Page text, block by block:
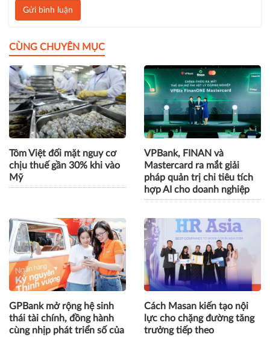
Gửi bình luận
CÙNG CHUYÊN MỤC
Tôm Việt đối mặt nguy cơ
chịu thuế gần 30% khi vào
Mỹ
VPBank, FINAN và
Mastercard ra mắt giải
pháp quản trị chi tiêu tích
hợp AI cho doanh nghiệp
GPBank mở rộng hệ sinh
thái tài chính, đồng hành
cùng nhịp phát triển số của
Cách Masan kiến tạo nội
lực cho chặng đường tăng
trưởng tiếp theo